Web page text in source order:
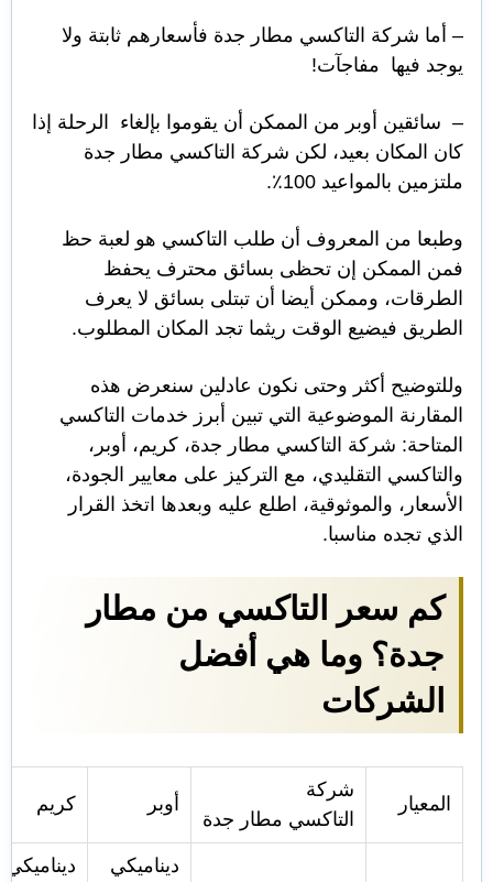
– أما شركة التاكسي مطار جدة فأسعارهم ثابتة ولا
يوجد فيها مفاجآت!
– سائقين أوبر من الممكن أن يقوموا بإلغاء الرحلة إذا
كان المكان بعيد، لكن شركة التاكسي مطار جدة
ملتزمين بالمواعيد 100٪.
وطبعا من المعروف أن طلب التاكسي هو لعبة حظ
فمن الممكن إن تحظى بسائق محترف يحفظ
الطرقات، وممكن أيضا أن تبتلى بسائق لا يعرف
الطريق فيضيع الوقت ريثما تجد المكان المطلوب.
وللتوضيح أكثر وحتى نكون عادلين سنعرض هذه
المقارنة الموضوعية التي تبين أبرز خدمات التاكسي
المتاحة: شركة التاكسي مطار جدة، كريم، أوبر،
والتاكسي التقليدي، مع التركيز على معايير الجودة،
الأسعار، والموثوقية، اطلع عليه وبعدها اتخذ القرار
الذي تجده مناسبا.
كم سعر التاكسي من مطار
جدة؟ وما هي أفضل
الشركات
المعيار
شركة
التاكسي مطار جدة
أوبر كريم
ديناميكي
ديناميكي